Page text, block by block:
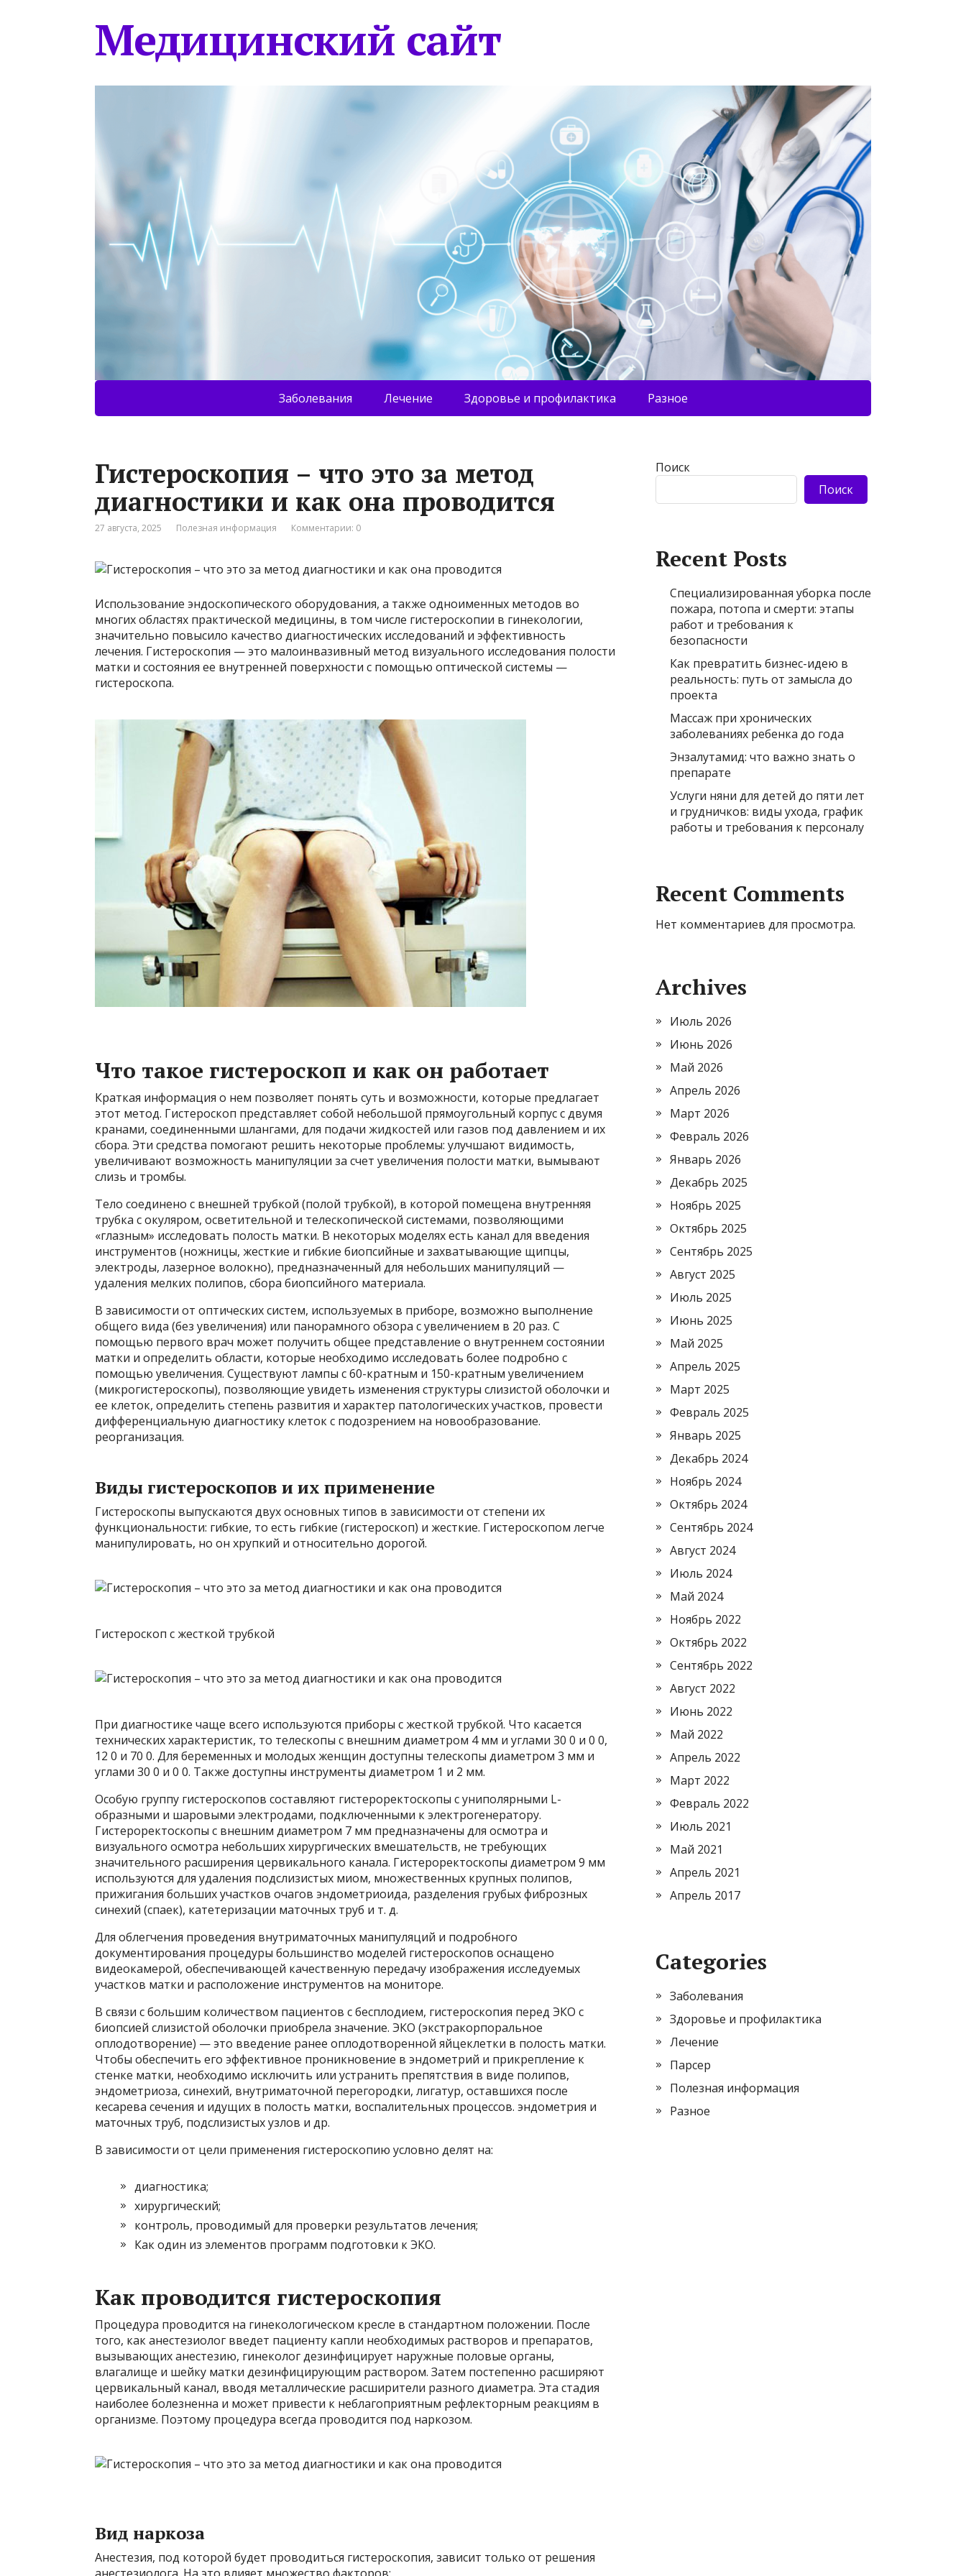
Медицинский сайт
Заболевания Лечение Здоровье и профилактика Разное
Гистероскопия – что это за метод
диагностики и как она проводится
27 августа, 2025 Полезная информация Комментарии: 0
Использование эндоскопического оборудования, а также одноименных методов во
многих областях практической медицины, в том числе гистероскопии в гинекологии,
значительно повысило качество диагностических исследований и эффективность
лечения. Гистероскопия — это малоинвазивный метод визуального исследования полости
матки и состояния ее внутренней поверхности с помощью оптической системы —
гистероскопа.
Что такое гистероскоп и как он работает
Краткая информация о нем позволяет понять суть и возможности, которые предлагает
этот метод. Гистероскоп представляет собой небольшой прямоугольный корпус с двумя
кранами, соединенными шлангами, для подачи жидкостей или газов под давлением и их
сбора. Эти средства помогают решить некоторые проблемы: улучшают видимость,
увеличивают возможность манипуляции за счет увеличения полости матки, вымывают
слизь и тромбы.
Тело соединено с внешней трубкой (полой трубкой), в которой помещена внутренняя
трубка с окуляром, осветительной и телескопической системами, позволяющими
«глазным» исследовать полость матки. В некоторых моделях есть канал для введения
инструментов (ножницы, жесткие и гибкие биопсийные и захватывающие щипцы,
электроды, лазерное волокно), предназначенный для небольших манипуляций —
удаления мелких полипов, сбора биопсийного материала.
В зависимости от оптических систем, используемых в приборе, возможно выполнение
общего вида (без увеличения) или панорамного обзора с увеличением в 20 раз. С
помощью первого врач может получить общее представление о внутреннем состоянии
матки и определить области, которые необходимо исследовать более подробно с
помощью увеличения. Существуют лампы с 60-кратным и 150-кратным увеличением
(микрогистероскопы), позволяющие увидеть изменения структуры слизистой оболочки и
ее клеток, определить степень развития и характер патологических участков, провести
дифференциальную диагностику клеток с подозрением на новообразование.
реорганизация.
Виды гистероскопов и их применение
Гистероскопы выпускаются двух основных типов в зависимости от степени их
функциональности: гибкие, то есть гибкие (гистероскоп) и жесткие. Гистероскопом легче
манипулировать, но он хрупкий и относительно дорогой.
Гистероскоп с жесткой трубкой
При диагностике чаще всего используются приборы с жесткой трубкой. Что касается
технических характеристик, то телескопы с внешним диаметром 4 мм и углами 30 0 и 0 0,
12 0 и 70 0. Для беременных и молодых женщин доступны телескопы диаметром 3 мм и
углами 30 0 и 0 0. Также доступны инструменты диаметром 1 и 2 мм.
Особую группу гистероскопов составляют гистероректоскопы с униполярными L-
образными и шаровыми электродами, подключенными к электрогенератору.
Гистероректоскопы с внешним диаметром 7 мм предназначены для осмотра и
визуального осмотра небольших хирургических вмешательств, не требующих
значительного расширения цервикального канала. Гистероректоскопы диаметром 9 мм
используются для удаления подслизистых миом, множественных крупных полипов,
прижигания больших участков очагов эндометриоида, разделения грубых фиброзных
синехий (спаек), катетеризации маточных труб и т. д.
Для облегчения проведения внутриматочных манипуляций и подробного
документирования процедуры большинство моделей гистероскопов оснащено
видеокамерой, обеспечивающей качественную передачу изображения исследуемых
участков матки и расположение инструментов на мониторе.
В связи с большим количеством пациентов с бесплодием, гистероскопия перед ЭКО с
биопсией слизистой оболочки приобрела значение. ЭКО (экстракорпоральное
оплодотворение) — это введение ранее оплодотворенной яйцеклетки в полость матки.
Чтобы обеспечить его эффективное проникновение в эндометрий и прикрепление к
стенке матки, необходимо исключить или устранить препятствия в виде полипов,
эндометриоза, синехий, внутриматочной перегородки, лигатур, оставшихся после
кесарева сечения и идущих в полость матки, воспалительных процессов. эндометрия и
маточных труб, подслизистых узлов и др.
В зависимости от цели применения гистероскопию условно делят на:
диагностика;
хирургический;
контроль, проводимый для проверки результатов лечения;
Как один из элементов программ подготовки к ЭКО.
Как проводится гистероскопия
Процедура проводится на гинекологическом кресле в стандартном положении. После
того, как анестезиолог введет пациенту капли необходимых растворов и препаратов,
вызывающих анестезию, гинеколог дезинфицирует наружные половые органы,
влагалище и шейку матки дезинфицирующим раствором. Затем постепенно расширяют
цервикальный канал, вводя металлические расширители разного диаметра. Эта стадия
наиболее болезненна и может привести к неблагоприятным рефлекторным реакциям в
организме. Поэтому процедура всегда проводится под наркозом.
Вид наркоза
Анестезия, под которой будет проводиться гистероскопия, зависит только от решения
Поиск
Поиск
Recent Posts
Специализированная уборка после
пожара, потопа и смерти: этапы
работ и требования к
безопасности
Как превратить бизнес-идею в
реальность: путь от замысла до
проекта
Массаж при хронических
заболеваниях ребенка до года
Энзалутамид: что важно знать о
препарате
Услуги няни для детей до пяти лет
и грудничков: виды ухода, график
работы и требования к персоналу
Recent Comments
Нет комментариев для просмотра.
Archives
Июль 2026
Июнь 2026
Май 2026
Апрель 2026
Март 2026
Февраль 2026
Январь 2026
Декабрь 2025
Ноябрь 2025
Октябрь 2025
Сентябрь 2025
Август 2025
Июль 2025
Июнь 2025
Май 2025
Апрель 2025
Март 2025
Февраль 2025
Январь 2025
Декабрь 2024
Ноябрь 2024
Октябрь 2024
Сентябрь 2024
Август 2024
Июль 2024
Май 2024
Ноябрь 2022
Октябрь 2022
Сентябрь 2022
Август 2022
Июнь 2022
Май 2022
Апрель 2022
Март 2022
Февраль 2022
Июль 2021
Май 2021
Апрель 2021
Апрель 2017
Categories
Заболевания
Здоровье и профилактика
Лечение
Парсер
Полезная информация
Разное